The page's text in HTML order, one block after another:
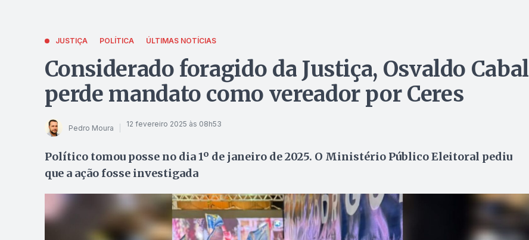
JUSTIÇA POLÍTICA ÚLTIMAS NOTÍCIAS
Considerado foragido da Justiça, Osvaldo Cabal
perde mandato como vereador por Ceres
Pedro Moura 12 fevereiro 2025 às 08h53
Político tomou posse no dia 1º de janeiro de 2025. O Ministério Público Eleitoral pediu
que a ação fosse investigada